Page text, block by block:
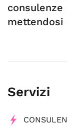
mettendosi
Servizi